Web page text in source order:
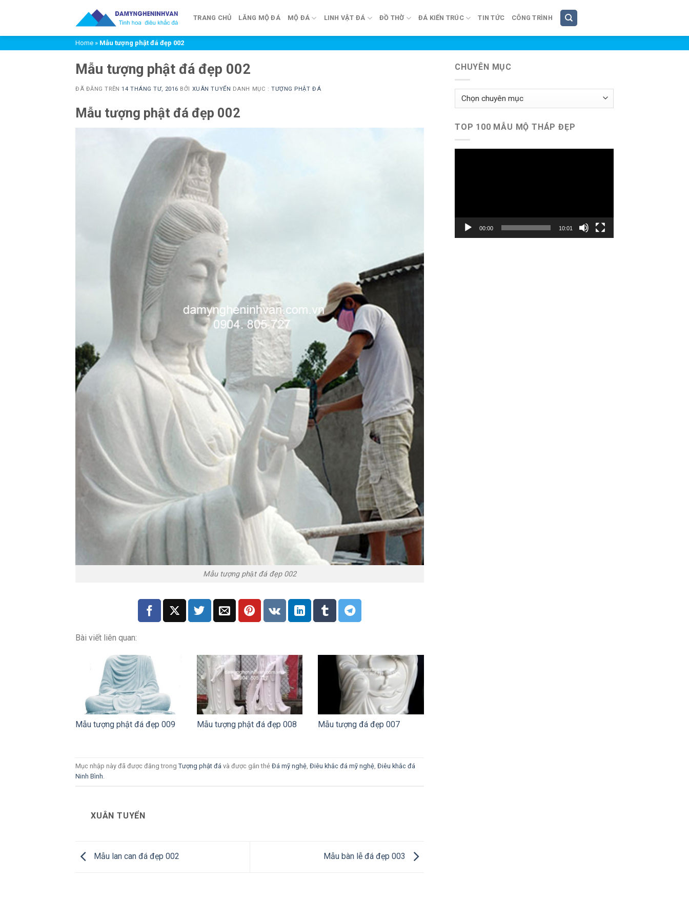
TRANG CHỦ LĂNG MỘ ĐÁ MỘ ĐÁ LINH VẬT ĐÁ ĐỒ THỜ ĐÁ KIẾN TRÚC TIN TỨC CÔNG TRÌNH
Home » Mẫu tượng phật đá đẹp 002
Mẫu tượng phật đá đẹp 002
ĐÃ ĐĂNG TRÊN14 THÁNG TƯ, 2016 BỞI XUÂN TUYỂN DANH MỤC : TƯỢNG PHẬT ĐÁ
Mẫu tượng phật đá đẹp 002
Mẫu tượng phật đá đẹp 002
Bài viết liên quan:
Mẫu tượng phật đá đẹp 009 Mẫu tượng phật đá đẹp 008 Mẫu tượng đá đẹp 007
Mục nhập này đã được đăng trong Tượng phật đá và được gắn thẻ Đá mỹ nghệ, Điêu khắc đá mỹ nghệ, Điêu khắc đá
Ninh Bình.
XUÂN TUYỂN
Mẫu lan can đá đẹp 002 Mẫu bàn lễ đá đẹp 003
CHUYÊN MỤC
Chuyên
mục
TOP 100 MẪU MỘ THÁP ĐẸP
00:00 10:01